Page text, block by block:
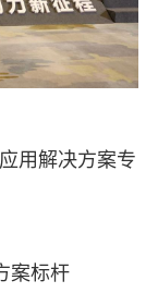
用解决方案专
案标杆